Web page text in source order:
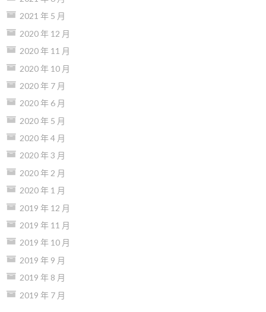
2021 年 5 月
2020 年 12 月
2020 年 11 月
2020 年 10 月
2020 年 7 月
2020 年 6 月
2020 年 5 月
2020 年 4 月
2020 年 3 月
2020 年 2 月
2020 年 1 月
2019 年 12 月
2019 年 11 月
2019 年 10 月
2019 年 9 月
2019 年 8 月
2019 年 7 月